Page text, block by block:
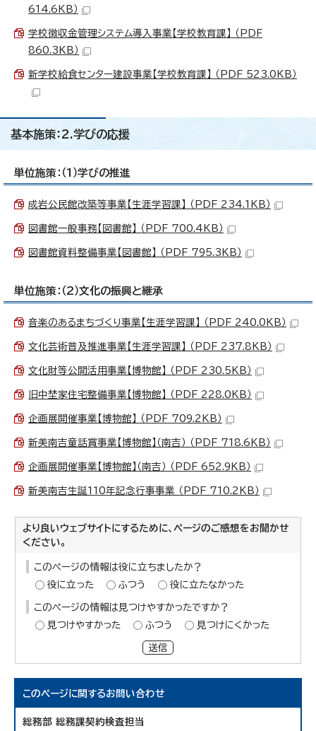
614.6KB）
学校徴収金管理システム導入事業【学校教育課】 （PDF
860.3KB）
新学校給食センター建設事業【学校教育課】 （PDF 523.0KB）
基本施策：2.学びの応援
単位施策：（1）学びの推進
成岩公民館改築等事業【生涯学習課】 （PDF 234.1KB）
図書館一般事務【図書館】 （PDF 700.4KB）
図書館資料整備事業【図書館】 （PDF 795.3KB）
単位施策：（2）文化の振興と継承
音楽のあるまちづくり事業【生涯学習課】 （PDF 240.0KB）
文化芸術普及推進事業【生涯学習課】 （PDF 237.8KB）
文化財等公開活用事業【博物館】 （PDF 230.5KB）
旧中埜家住宅整備事業【博物館】 （PDF 228.0KB）
企画展開催事業【博物館】 （PDF 709.2KB）
新美南吉童話賞事業【博物館】（南吉） （PDF 718.6KB）
企画展開催事業【博物館】（南吉） （PDF 652.9KB）
新美南吉生誕110年記念行事事業 （PDF 710.2KB）
より良いウェブサイトにするために、ページのご感想をお聞かせ
ください。
このページの情報は役に立ちましたか？
役に立った
ふつう 役に立たなかった
このページの情報は見つけやすかったですか？
見つけやすかった
ふつう 見つけにくかった
送信
このページに関するお問い合わせ
総務部 総務課契約検査担当